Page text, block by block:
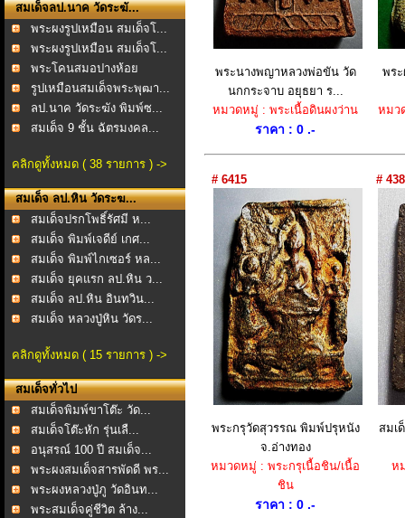
สมเด็จลป.นาค วัดระฆั...
พระผงรูปเหมือน สมเด็จโ...
พระผงรูปเหมือน สมเด็จโ...
พระโคนสมอปางห้อย
พระบาท...
รูปเหมือนสมเด็จพระพุฒา...
ลป.นาค วัดระฆัง พิมพ์ซ...
สมเด็จ 9 ชั้น ฉัตรมงคล...
คลิกดูทั้งหมด ( 38 รายการ ) ->
สมเด็จ ลป.หิน วัดระฆ...
สมเด็จปรกโพธิ์รัศมี ห...
สมเด็จ พิมพ์เจดีย์ เกศ...
สมเด็จ พิมพ์ไกเซอร์ หล...
สมเด็จ ยุคแรก ลป.หิน ว...
สมเด็จ ลป.หิน อินทวิน...
สมเด็จ หลวงปู่หิน วัดร...
คลิกดูทั้งหมด ( 15 รายการ ) ->
สมเด็จทั่วไป
สมเด็จพิมพ์ขาโต๊ะ วัด...
สมเด็จโต๊ะหัก รุ่นเลื...
อนุสรณ์ 100 ปี สมเด็จ...
พระผงสมเด็จสารพัดดี พร...
พระผงหลวงปู่ภู วัดอินท...
พระสมเด็จคู่ชีวิต ล้าง...
พระนางพญาหลวงพ่อขัน วัด
นกกระจาบ อยุธยา ร...
หมวดหมู่ : พระเนื้อดินผงว่าน
ราคา : 0 .-
พร
หมว
# 6415
พระกรุวัดสุวรรณ พิมพ์ปรุหนัง
จ.อ่างทอง
หมวดหมู่ : พระกรุเนื้อชิน/เนื้อ
ชิน
ราคา : 0 .-
#
สมเ
ห